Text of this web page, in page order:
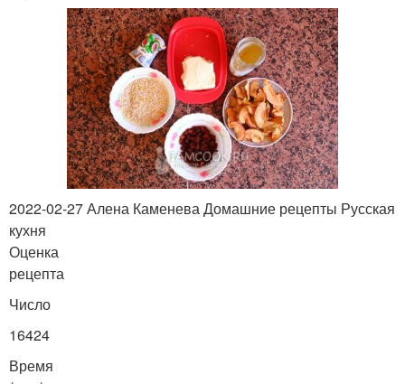
2022-02-27 Алена Каменева Домашние рецепты Русская
кухня
Оценка
рецепта
Число
16424
Время